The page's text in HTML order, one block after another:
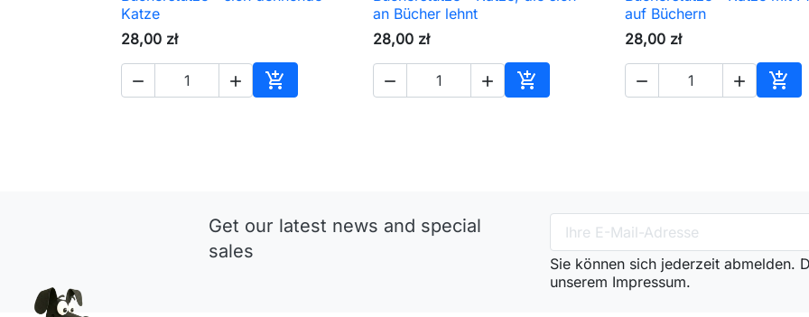
 Schnellansicht
Katze
28,00 zł
  
In den Warenkorb
 Schnellansicht
an Bücher lehnt
28,00 zł
  
In den Warenkorb
 Schnellansicht
auf Büchern
28,00 zł
  
In
Get our latest news and special
sales
Sie können sich jederzeit abmelden.
unserem Impressum.